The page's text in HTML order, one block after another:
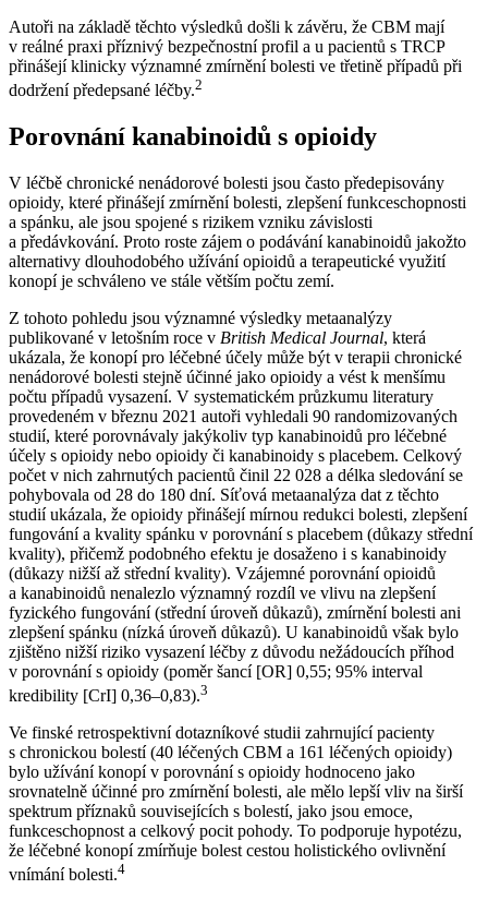
Autoři na základě těchto výsledků došli k závěru, že CBM mají
v reálné praxi příznivý bezpečnostní profil a u pacientů s TRCP
přinášejí klinicky významné zmírnění bolesti ve třetině případů při
dodržení předepsané léčby.2
Porovnání kanabinoidů s opioidy
V léčbě chronické nenádorové bolesti jsou často předepisovány
opioidy, které přinášejí zmírnění bolesti, zlepšení funkceschopnosti
a spánku, ale jsou spojené s rizikem vzniku závislosti
a předávkování. Proto roste zájem o podávání kanabinoidů jakožto
alternativy dlouhodobého užívání opioidů a terapeutické využití
konopí je schváleno ve stále větším počtu zemí.
Z tohoto pohledu jsou významné výsledky metaanalýzy
publikované v letošním roce v British Medical Journal, která
ukázala, že konopí pro léčebné účely může být v terapii chronické
nenádorové bolesti stejně účinné jako opioidy a vést k menšímu
počtu případů vysazení. V systematickém průzkumu literatury
provedeném v březnu 2021 autoři vyhledali 90 randomizovaných
studií, které porovnávaly jakýkoliv typ kanabinoidů pro léčebné
účely s opioidy nebo opioidy či kanabinoidy s placebem. Celkový
počet v nich zahrnutých pacientů činil 22 028 a délka sledování se
pohybovala od 28 do 180 dní. Síťová metaanalýza dat z těchto
studií ukázala, že opioidy přinášejí mírnou redukci bolesti, zlepšení
fungování a kvality spánku v porovnání s placebem (důkazy střední
kvality), přičemž podobného efektu je dosaženo i s kanabinoidy
(důkazy nižší až střední kvality). Vzájemné porovnání opioidů
a kanabinoidů nenalezlo významný rozdíl ve vlivu na zlepšení
fyzického fungování (střední úroveň důkazů), zmírnění bolesti ani
zlepšení spánku (nízká úroveň důkazů). U kanabinoidů však bylo
zjištěno nižší riziko vysazení léčby z důvodu nežádoucích příhod
v porovnání s opioidy (poměr šancí [OR] 0,55; 95% interval
kredibility [CrI] 0,36–0,83).3
Ve finské retrospektivní dotazníkové studii zahrnující pacienty
s chronickou bolestí (40 léčených CBM a 161 léčených opioidy)
bylo užívání konopí v porovnání s opioidy hodnoceno jako
srovnatelně účinné pro zmírnění bolesti, ale mělo lepší vliv na širší
spektrum příznaků souvisejících s bolestí, jako jsou emoce,
funkceschopnost a celkový pocit pohody. To podporuje hypotézu,
že léčebné konopí zmírňuje bolest cestou holistického ovlivnění
vnímání bolesti.4